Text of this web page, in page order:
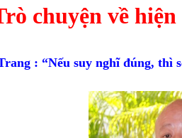
chuyện về
: “Nếu suy nghĩ đúng, thì